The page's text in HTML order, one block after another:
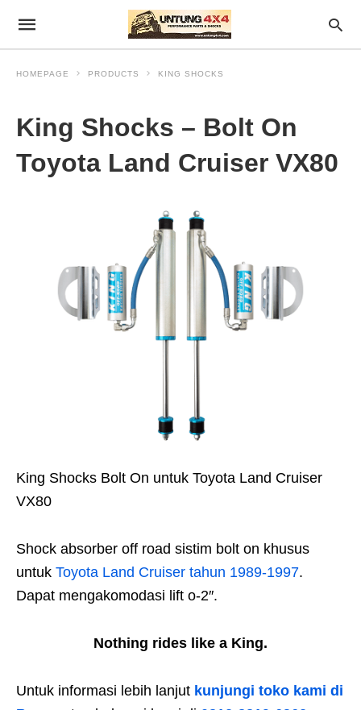
HOMEPAGE PRODUCTS KING SHOCKS
King Shocks – Bolt On
Toyota Land Cruiser VX80
King Shocks Bolt On untuk Toyota Land Cruiser
VX80
Shock absorber off road sistim bolt on khusus
untuk Toyota Land Cruiser tahun 1989-1997.
Dapat mengakomodasi lift o-2″.
Nothing rides like a King.
Untuk informasi lebih lanjut kunjungi toko kami di